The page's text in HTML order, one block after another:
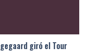
giró el Tour